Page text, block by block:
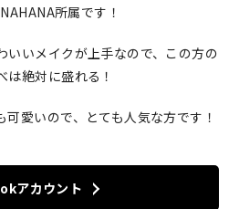
所属です！
いいメイクが上手なので、この方の
絶対に盛れる！
愛いので、とても人気な方です！
アカウント